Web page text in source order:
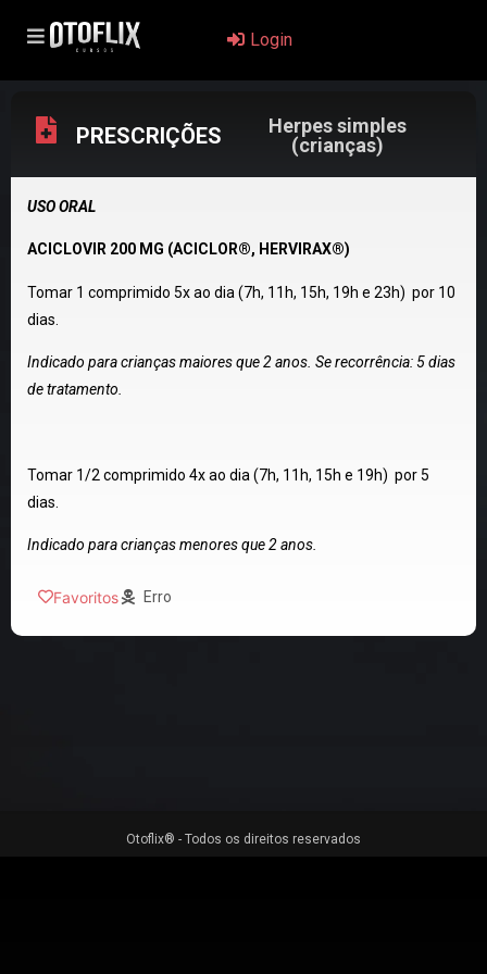
Login
PRESCRIÇÕES
Herpes simples
(crianças)
USO ORAL
ACICLOVIR 200 MG (ACICLOR®, HERVIRAX®)
Tomar 1 comprimido 5x ao dia (7h, 11h, 15h, 19h e 23h) por 10
dias.
Indicado para crianças maiores que 2 anos. Se recorrência: 5 dias
de tratamento.
Tomar 1/2 comprimido 4x ao dia (7h, 11h, 15h e 19h) por 5
dias.
Indicado para crianças menores que 2 anos.
Erro
Favoritos
Otoflix® - Todos os direitos reservados